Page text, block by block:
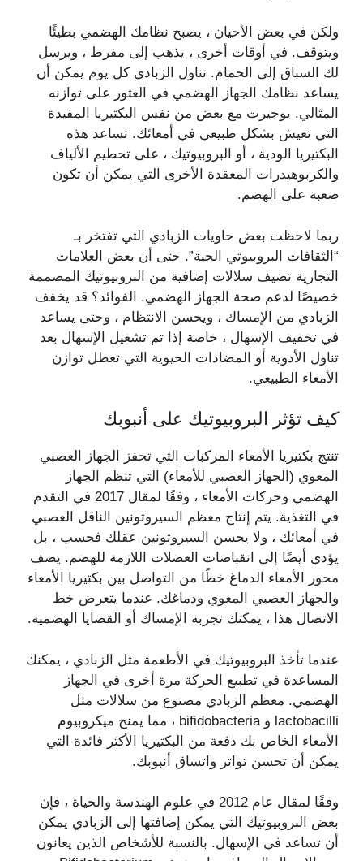
ولكن في بعض الأحيان ، يصبح نظامك الهضمي بطيئًا
ويتوقف. في أوقات أخرى ، يذهب إلى مفرط ، ويرسل
لك السباق إلى الحمام. تناول الزبادي كل يوم يمكن أن
يساعد نظامك الجهاز الهضمي في العثور على توازنه
المثالي. يوجيرت مع بعض من نفس البكتيريا المفيدة
التي تعيش بشكل طبيعي في أمعائك. تساعد هذه
البكتيريا الودية ، أو البروبيوتيك ، على تحطيم الألياف
والكربوهيدرات المعقدة الأخرى التي يمكن أن تكون
صعبة على الهضم.
ربما لاحظت بعض حاويات الزبادي التي تفتخر بـ
“الثقافات البروبيوتي الحية”. حتى أن بعض العلامات
التجارية تضيف سلالات إضافية من البروبيوتيك المصممة
خصيصًا لدعم صحة الجهاز الهضمي. الفوائد؟ قد يخفف
الزبادي من الإمساك ، ويحسن الانتظام ، وحتى يساعد
في تخفيف الإسهال ، خاصة إذا تم تشغيل الإسهال بعد
تناول الأدوية أو المضادات الحيوية التي تعطل توازن
الأمعاء الطبيعي.
كيف تؤثر البروبيوتيك على أنبوبك
تنتج بكتيريا الأمعاء المركبات التي تحفز الجهاز العصبي
المعوي (الجهاز العصبي للأمعاء) التي تنظم الجهاز
الهضمي وحركات الأمعاء ، وفقًا لمقال 2017 في التقدم
في التغذية. يتم إنتاج معظم السيروتونين الناقل العصبي
في أمعائك ، ولا يحسن السيروتونين عقلك فحسب ، بل
يؤدي أيضًا إلى انقباضات العضلات اللازمة للهضم. يصف
محور الأمعاء الدماغ خطًا من التواصل بين بكتيريا الأمعاء
والجهاز العصبي المعوي ودماغك. عندما يتعرض خط
الاتصال هذا ، يمكنك تجربة الإمساك أو القضايا الهضمية.
عندما تأخذ البروبيوتيك في الأطعمة مثل الزبادي ، يمكنك
المساعدة في تطبيع الحركة مرة أخرى في الجهاز
الهضمي. معظم الزبادي مصنوع من سلالات مثل
lactobacilli و bifidobacteria ، مما يمنح ميكروبيوم
الأمعاء الخاص بك دفعة من البكتيريا الأكثر فائدة التي
يمكن أن تحسن تواتر واتساق أنبوبك.
وفقًا لمقال عام 2012 في علوم الهندسة والحياة ، فإن
بعض البروبيوتيك التي يمكن إضافتها إلى الزبادي يمكن
أن تساعد في الإسهال. بالنسبة للأشخاص الذين يعانون